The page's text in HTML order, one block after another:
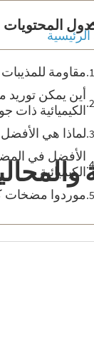
المحتويات
مقاومة للمذيبات
أين يمكن توريد
الكيميائية ذات
لماذا هي الأفضل
الأفضل في
الكيميائية
موردوا مضخات